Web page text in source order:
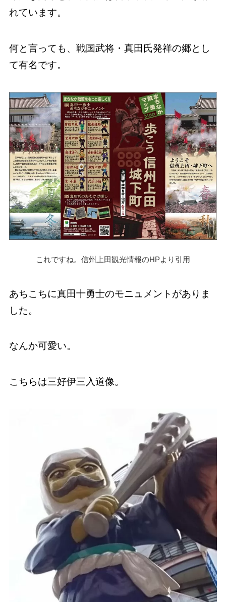
れています。
何と言っても、戦国武将・真田氏発祥の郷とし
て有名です。
これですね。信州上田観光情報のHPより引用
あちこちに真田十勇士のモニュメントがありま
した。
なんか可愛い。
こちらは三好伊三入道像。